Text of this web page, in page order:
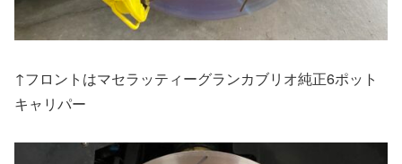
↑フロントはマセラッティーグランカブリオ純正6ポット
キャリパー